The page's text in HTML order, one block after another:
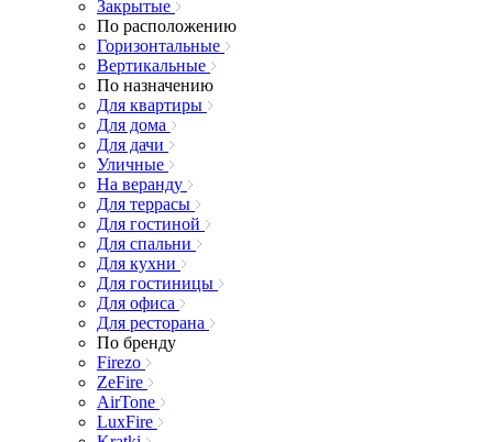
Закрытые
По расположению
Горизонтальные
Вертикальные
По назначению
Для квартиры
Для дома
Для дачи
Уличные
На веранду
Для террасы
Для гостиной
Для спальни
Для кухни
Для гостиницы
Для офиса
Для ресторана
По бренду
Firezo
ZeFire
AirTone
LuxFire